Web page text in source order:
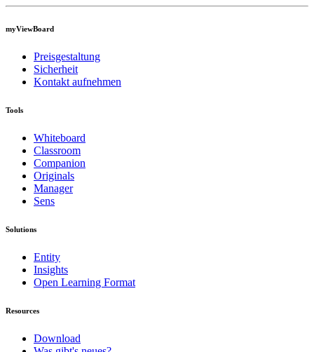
myViewBoard
Preisgestaltung
Sicherheit
Kontakt aufnehmen
Tools
Whiteboard
Classroom
Companion
Originals
Manager
Sens
Solutions
Entity
Insights
Open Learning Format
Resources
Download